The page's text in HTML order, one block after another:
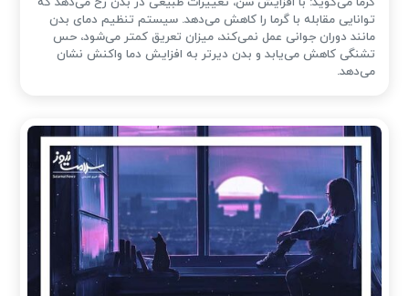
توانایی مقابله با گرما را کاهش می‌دهد. سیستم تنظیم دمای بدن
مانند دوران جوانی عمل نمی‌کند، میزان تعریق کمتر می‌شود، حس
تشنگی کاهش می‌یابد و بدن دیرتر به افزایش دما واکنش نشان
می‌دهد.